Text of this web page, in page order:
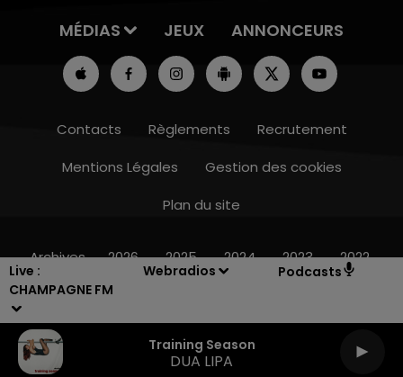
Live :
CHAMPAGNE FM
Webradios Podcasts
Training Season
DUA LIPA
7h00 - 12h00
MÉDIAS
JEUX ANNONCEURS
Contacts Règlements
Recrutement
Mentions Légales
Gestion des cookies
Plan du site
Archives 2026 2025 2024 2023 2022